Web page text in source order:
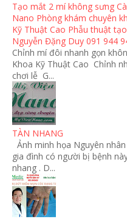
Tạo mắt 2 mí không sưng
Nano Phòng khám chuyên
Kỹ Thuật Cao Phẫu thuật
Nguyễn Đặng Duy 091 944
Chỉnh mí đôi nhanh gọn
Khoa Kỹ Thuật Cao Chỉnh
chơi lễ G...
TÀN NHANG
Ảnh minh họa Nguyên
gia đình có người bị bệnh
nhang . D...